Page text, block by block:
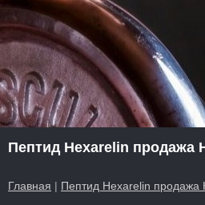
Пептид Hexarelin продажа
Главная | Пептид Hexarelin продажа